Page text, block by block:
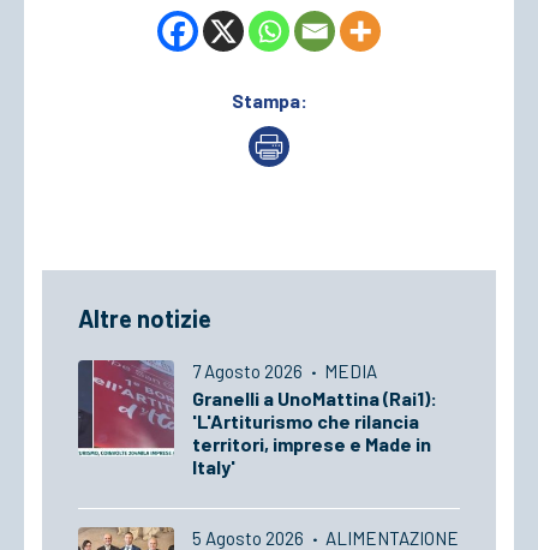
Stampa:
Altre notizie
7 Agosto 2026 · MEDIA
Granelli a UnoMattina (Rai1):
'L'Artiturismo che rilancia
territori, imprese e Made in
Italy'
5 Agosto 2026 · ALIMENTAZIONE